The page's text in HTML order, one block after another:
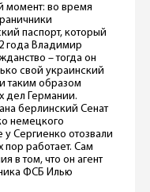
момент: во время
паспорт, который
года Владимир
– тогда он
свой украинский
таким образом
дел Германии.
берлинский Сенат
немецкого
Сергиенко отозвали
пор работает. Сам
в том, что он агент
ФСБ Илью